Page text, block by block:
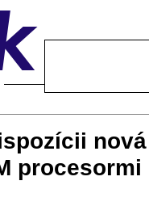
procesormi